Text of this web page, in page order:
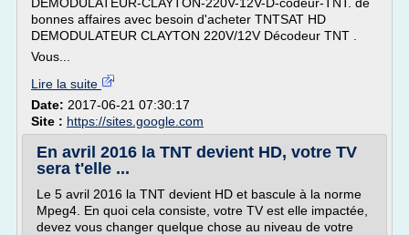
bonnes affaires avec besoin d'acheter TNTSAT HD
DEMODULATEUR CLAYTON 220V/12V Décodeur TNT .
Vous...
Lire la suite
Date: 2017-06-21 07:30:17
Site : https://sites.google.com
En avril 2016 la TNT devient HD, votre TV
sera t'elle ...
Le 5 avril 2016 la TNT devient HD et bascule à la norme
Mpeg4. En quoi cela consiste, votre TV est elle impactée,
devez vous changer quelque chose au niveau de votre